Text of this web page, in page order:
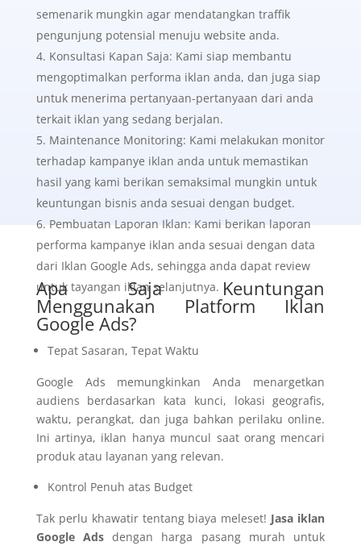
semenarik mungkin agar mendatangkan traffik
pengunjung potensial menuju website anda.
Konsultasi Kapan Saja: Kami siap membantu
mengoptimalkan performa iklan anda, dan juga siap
untuk menerima pertanyaan-pertanyaan dari anda
terkait iklan yang sedang berjalan.
Maintenance Monitoring: Kami melakukan monitor
terhadap kampanye iklan anda untuk memastikan
hasil yang kami berikan semaksimal mungkin untuk
keuntungan bisnis anda sesuai dengan budget.
Pembuatan Laporan Iklan: Kami berikan laporan
performa kampanye iklan anda sesuai dengan data
dari Iklan Google Ads, sehingga anda dapat review
untuk tayangan iklan selanjutnya.
Apa Saja Keuntungan
Menggunakan Platform Iklan
Google Ads?
Tepat Sasaran, Tepat Waktu
Google Ads memungkinkan Anda menargetkan
audiens berdasarkan kata kunci, lokasi geografis,
waktu, perangkat, dan juga bahkan perilaku online.
Ini artinya, iklan hanya muncul saat orang mencari
produk atau layanan yang relevan.
Kontrol Penuh atas Budget
Tak perlu khawatir tentang biaya meleset! Jasa iklan
Google Ads dengan harga pasang murah untuk